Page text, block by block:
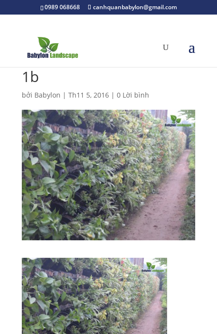
0989 068668 canhquanbabylon@gmail.com
1b
bởi Babylon | Th11 5, 2016| 0 Lời bình